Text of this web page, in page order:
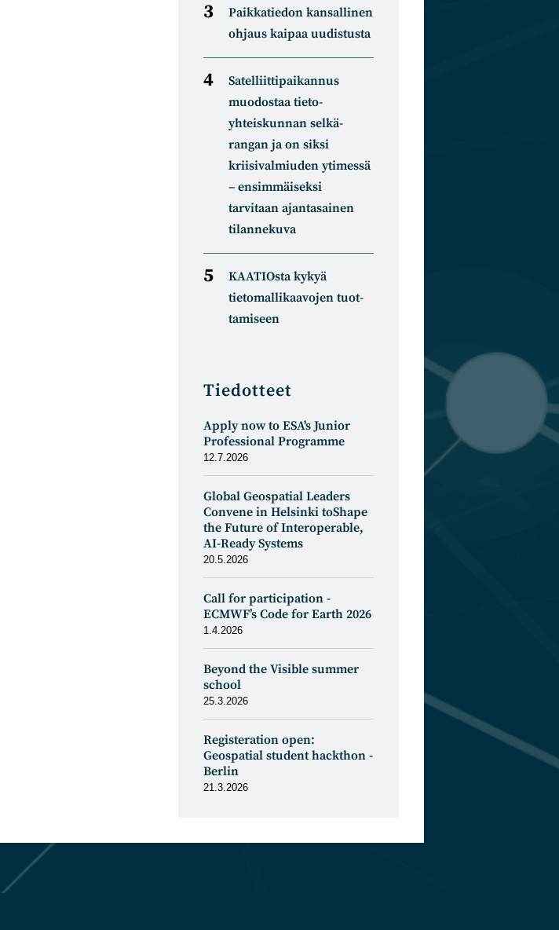
Paikkatiedon kansallinen
ohjaus kaipaa uudistusta
Satelliitti­paikannus
muodostaa tieto­
yhteiskunnan selkä­
rangan ja on siksi
kriisivalmiuden ytimessä
– ensimmäiseksi
tarvitaan ajantasainen
tilannekuva
KAATIOsta kykyä
tietomal­likaa­vojen tuot­
tamiseen
Tiedotteet
Apply now to ESA's Junior
Professional Programme
12.7.2026
Global Geospatial Leaders
Convene in Helsinki toShape
the Future of Interoperable,
AI-Ready Systems
20.5.2026
Call for participation -
ECMWF’s Code for Earth 2026
1.4.2026
Beyond the Visible summer
school
25.3.2026
Registeration open:
Geospatial student hackthon -
Berlin
21.3.2026